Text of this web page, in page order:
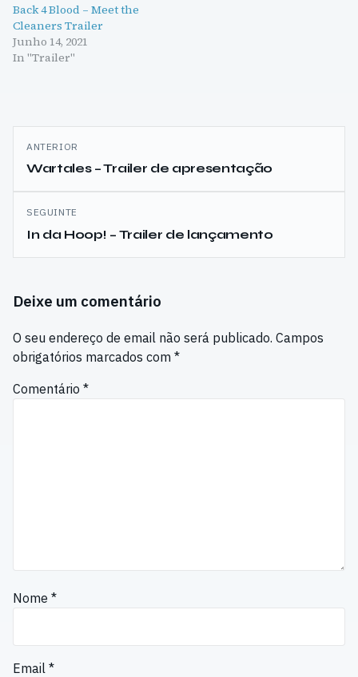
Back 4 Blood – Meet the
Cleaners Trailer
Junho 14, 2021
In "Trailer"
Navegação
de
artigos
ANTERIOR
Wartales – Trailer de apresentação
SEGUINTE
In da Hoop! – Trailer de lançamento
Deixe um comentário
O seu endereço de email não será publicado. Campos
obrigatórios marcados com *
Comentário *
Nome *
Email *